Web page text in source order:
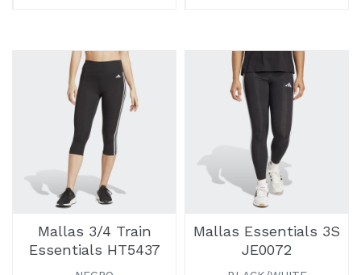
Mallas 3/4 Train
Essentials HT5437
Mallas Essentials 3S
JE0072